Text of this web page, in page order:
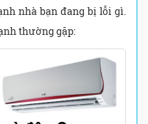
nhà bạn đang bị lỗi gì.
thường gặp: